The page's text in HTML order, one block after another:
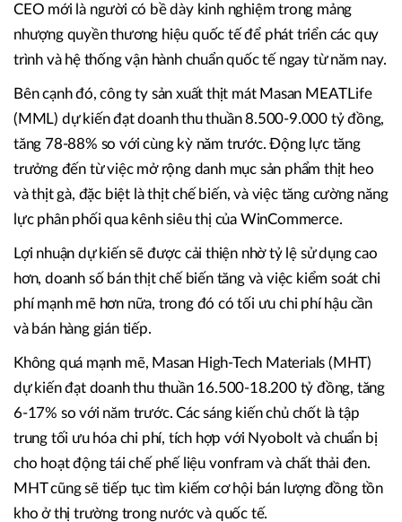
CEO mới là người có bề dày kinh nghiệm trong mảng
nhượng quyền thương hiệu quốc tế để phát triển các quy
trình và hệ thống vận hành chuẩn quốc tế ngay từ năm nay.
Bên cạnh đó, công ty sản xuất thịt mát Masan MEATLife
(MML) dự kiến đạt doanh thu thuần 8.500-9.000 tỷ đồng,
tăng 78-88% so với cùng kỳ năm trước. Động lực tăng
trưởng đến từ việc mở rộng danh mục sản phẩm thịt heo
và thịt gà, đặc biệt là thịt chế biến, và việc tăng cường năng
lực phân phối qua kênh siêu thị của WinCommerce.
Lợi nhuận dự kiến sẽ được cải thiện nhờ tỷ lệ sử dụng cao
hơn, doanh số bán thịt chế biến tăng và việc kiểm soát chi
phí mạnh mẽ hơn nữa, trong đó có tối ưu chi phí hậu cần
và bán hàng gián tiếp.
Không quá mạnh mẽ, Masan High-Tech Materials (MHT)
dự kiến đạt doanh thu thuần 16.500-18.200 tỷ đồng, tăng
6-17% so với năm trước. Các sáng kiến chủ chốt là tập
trung tối ưu hóa chi phí, tích hợp với Nyobolt và chuẩn bị
cho hoạt động tái chế phế liệu vonfram và chất thải đen.
MHT cũng sẽ tiếp tục tìm kiếm cơ hội bán lượng đồng tồn
kho ở thị trường trong nước và quốc tế.